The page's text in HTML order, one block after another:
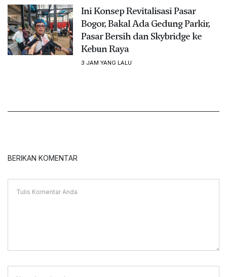
Ini Konsep Revitalisasi Pasar
Bogor, Bakal Ada Gedung Parkir,
Pasar Bersih dan Skybridge ke
Kebun Raya
3 JAM YANG LALU
BERIKAN KOMENTAR